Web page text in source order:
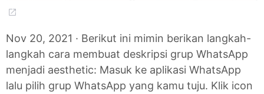
Nov 20, 2021 · Berikut ini mimin berikan langkah-
langkah cara membuat deskripsi grup WhatsApp
menjadi aesthetic: Masuk ke aplikasi WhatsApp
lalu pilih grup WhatsApp yang kamu tuju. Klik icon